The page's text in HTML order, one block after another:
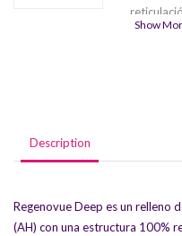
los
Show
Description
Regenovue Deep es un relleno
(AH) con una estructura 100%